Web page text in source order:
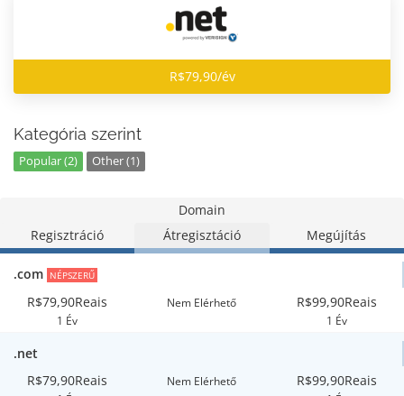
R$79,90/év
Kategória szerint
Popular (2) Other (1)
Domain
Regisztráció
Átregisztáció Megújítás
.com NÉPSZERŰ
R$79,90Reais
1 Év
Nem Elérhető R$99,90Reais
1 Év
.net
R$79,90Reais
Nem Elérhető R$99,90Reais